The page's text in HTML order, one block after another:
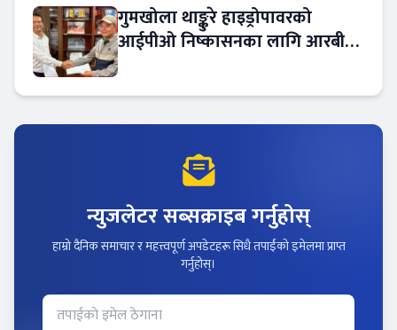
गुमखोला थाङ्कुरे हाइड्रोपावरको
आईपीओ निष्कासनका लागि आरबीबी
न्युजलेटर सब्सक्राइब गर्नुहोस्
हाम्रो दैनिक समाचार र महत्त्वपूर्ण अपडेटहरू सिधै तपाईंको इमेलमा प्राप्त
गर्नुहोस्।